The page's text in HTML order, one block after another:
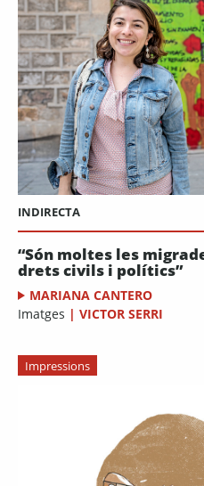
INDIRECTA
“Són moltes les
drets civils i polítics”
MARIANA CANTERO
Imatges | VICTOR SERRI
Impressions